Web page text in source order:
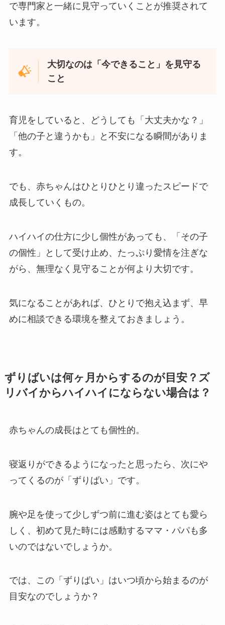
で専門家と一緒に見守っていくことが推奨されて
います。
大切なのは「今できること」を見守る
こと
育児をしていると、どうしても「大丈夫かな？」
「他の子と違うかも」と不安になる瞬間がありま
す。
でも、赤ちゃんはひとりひとり違ったスピードで
成長していくもの。
ハイハイの仕方に少し個性があっても、「その子
の個性」として受け止め、たっぷり愛情を注ぎな
がら、無理なく見守ることが何より大切です。
気になることがあれば、ひとりで抱え込まず、早
めに相談できる環境を整えておきましょう。
ずりばいは何ヶ月からするのが目安？ズ
リバイからハイハイにならない場合は？
赤ちゃんの成長はとても個性的。
寝返りができるようになったと思ったら、次にや
ってくるのが「ずりばい」です。
腕や足を使って少しずつ前に進む姿はとても愛ら
しく、初めて見た時には感動するママ・パパも多
いのではないでしょうか。
では、この「ずりばい」はいつ頃から始まるのが
目安なのでしょうか？